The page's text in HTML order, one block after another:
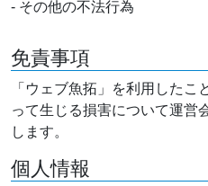
- その他の不法行為
免責事項
「ウェブ魚拓」を利用したこ
って生じる損害について運営
します。
個人情報